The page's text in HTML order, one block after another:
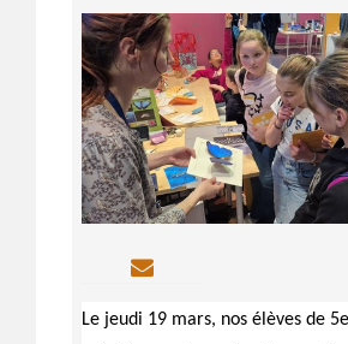
Le jeudi 19 mars, nos élèves de